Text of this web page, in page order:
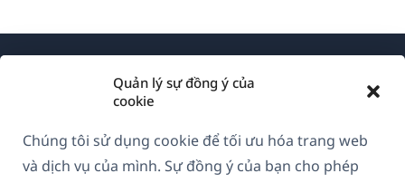
Quản lý sự đồng ý của
cookie
Chúng tôi sử dụng cookie để tối ưu hóa trang web
và dịch vụ của mình. Sự đồng ý của bạn cho phép